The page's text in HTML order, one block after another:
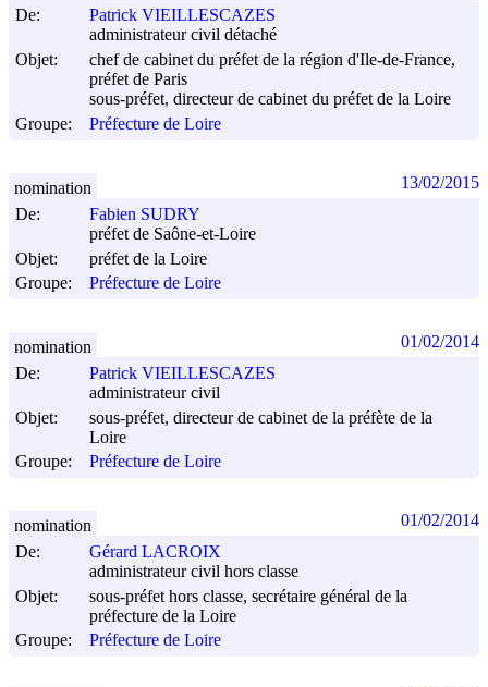
De:
Patrick VIEILLESCAZES
administrateur civil détaché
Objet:
chef de cabinet du préfet de la région d'Ile-de-France,
préfet de Paris
sous-préfet, directeur de cabinet du préfet de la Loire
Groupe:
Préfecture de Loire
De:
Fabien SUDRY
préfet de Saône-et-Loire
Objet:
préfet de la Loire
Groupe:
Préfecture de Loire
nomination 13/02/2015
De:
Patrick VIEILLESCAZES
administrateur civil
Objet:
sous-préfet, directeur de cabinet de la préfète de la
Loire
Groupe:
Préfecture de Loire
nomination 01/02/2014
De:
Gérard LACROIX
administrateur civil hors classe
Objet:
sous-préfet hors classe, secrétaire général de la
préfecture de la Loire
Groupe:
Préfecture de Loire
nomination 01/02/2014